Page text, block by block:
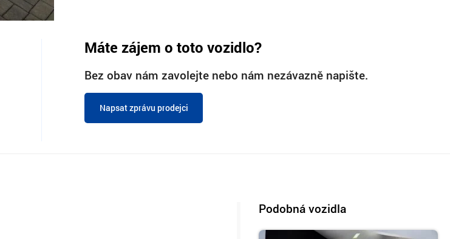
Máte zájem o toto vozidlo?
Bez obav nám zavolejte nebo nám nezávazně napište.
Napsat zprávu prodejci
Podobná vozidla